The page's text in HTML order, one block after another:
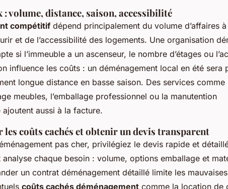
volume, distance, saison, accessibilité
compétitifdépend principalement du volume d’affaires
et de l’accessibilité des logements. Une organisation
si l’immeuble a un ascenseur, le nombre d’étages ou
influence les coûts : un déménagement local en été sera
longue distance en basse saison. Des services comme
meubles, l’emballage professionnel ou la manutention
aussi à la facture.
coûts cachés et obtenir un devis transparent
pas cher, privilégiez le devis rapide et
chaque besoin : volume, options emballage et
un contrat déménagement détaillé limite les
coûts cachés déménagement comme la location de